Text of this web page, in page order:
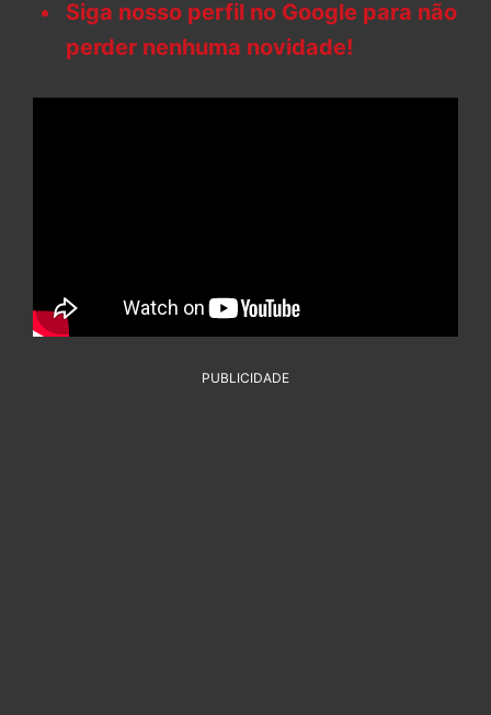
Siga nosso perfil no Google para não
perder nenhuma novidade!
PUBLICIDADE